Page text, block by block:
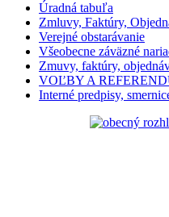
Úradná tabuľa
Zmluvy, Faktúry,
Verejné obstarávanie
Všeobecne záväzné
Zmuvy, faktúry,
VOĽBY A
Interné predpisy,